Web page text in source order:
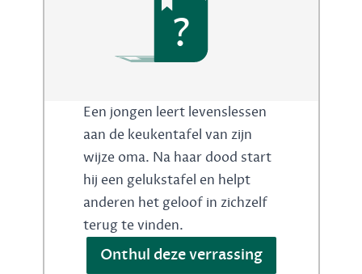
?
Een jongen leert levenslessen
aan de keukentafel van zijn
wijze oma. Na haar dood start
hij een gelukstafel en helpt
anderen het geloof in zichzelf
terug te vinden.
Onthul deze verrassing